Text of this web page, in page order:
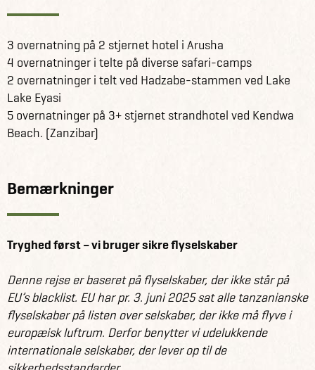
3 overnatning på 2 stjernet hotel i Arusha
4 overnatninger i telte på diverse safari-camps
2 overnatninger i telt ved Hadzabe-stammen ved Lake
Lake Eyasi
5 overnatninger på 3+ stjernet strandhotel ved Kendwa
Beach. (Zanzibar)
Bemærkninger
Tryghed først – vi bruger sikre flyselskaber
Denne rejse er baseret på flyselskaber, der ikke står på
EU’s blacklist. EU har pr. 3. juni 2025 sat alle tanzanianske
flyselskaber på listen over selskaber, der ikke må flyve i
europæisk luftrum. Derfor benytter vi udelukkende
internationale selskaber, der lever op til de